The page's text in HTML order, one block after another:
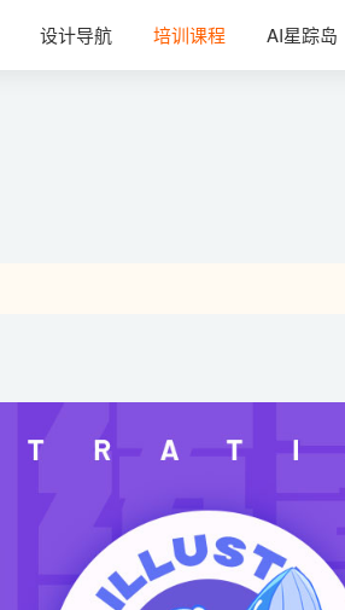
设计导航 培训课程 AI星踪岛